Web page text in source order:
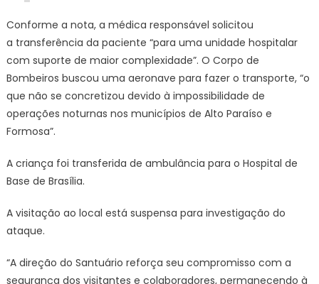
Conforme a nota, a médica responsável solicitou
a transferência da paciente “para uma unidade hospitalar
com suporte de maior complexidade”. O Corpo de
Bombeiros buscou uma aeronave para fazer o transporte, “o
que não se concretizou devido à impossibilidade de
operações noturnas nos municípios de Alto Paraíso e
Formosa”.
A criança foi transferida de ambulância para o Hospital de
Base de Brasília.
A visitação ao local está suspensa para investigação do
ataque.
“A direção do Santuário reforça seu compromisso com a
segurança dos visitantes e colaboradores, permanecendo à